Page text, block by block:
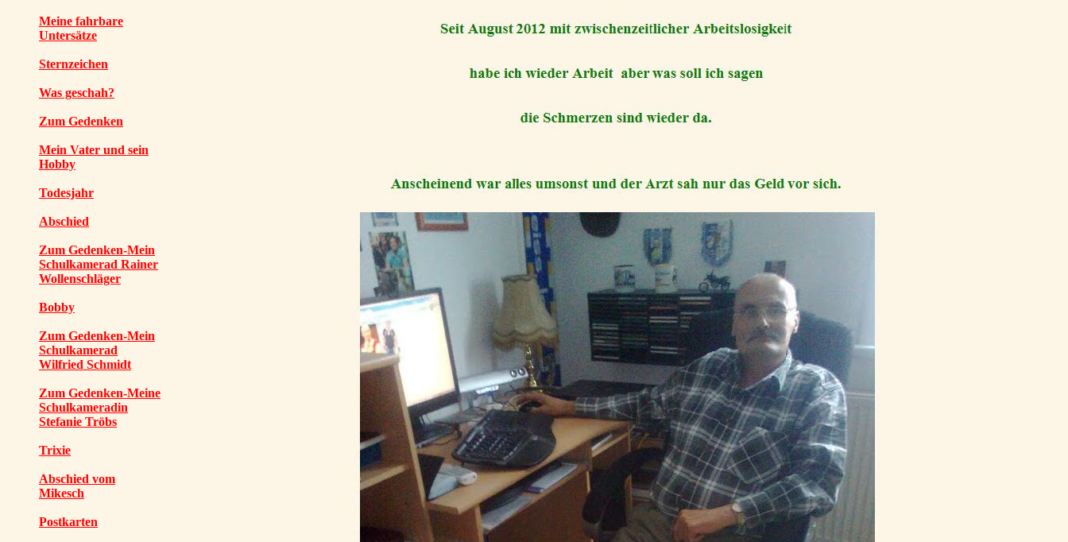
Meine fahrbare
Untersätze
Sternzeichen
Was geschah?
Zum Gedenken
Mein Vater und sein
Hobby
Todesjahr
Abschied
Zum Gedenken-Mein
Schulkamerad Rainer
Wollenschläger
Bobby
Zum Gedenken-Mein
Schulkamerad
Wilfried Schmidt
Zum Gedenken-Meine
Schulkameradin
Stefanie Tröbs
Trixie
Abschied vom
Mikesch
Postkarten